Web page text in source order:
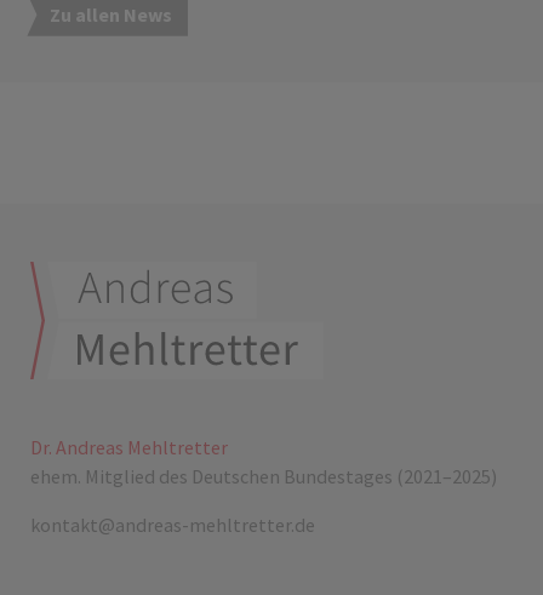
Zu allen News
Dr. Andreas Mehltretter
ehem. Mitglied des Deutschen Bundestages (2021–2025)
kontakt@andreas-mehltretter.de